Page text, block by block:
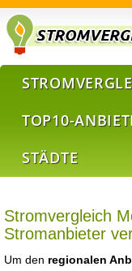
TOP10-
STÄDTE
Stromvergleich
Stromanbieter
Um den regionalen